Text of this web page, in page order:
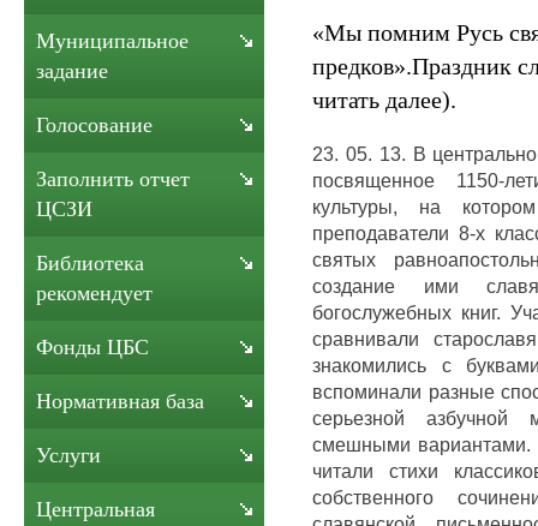
«Мы помним Русь
предков».Праздник
читать далее).
23. 05. 13. В
посвященное 1150-
культуры, на
преподаватели 8-х
святых
создание ими
богослужебных книг.
сравнивали
знакомились с
вспоминали разные
серьезной
смешными вариантами.
читали стихи
собственного
Муниципальное
задание
Голосование
Заполнить отчет
ЦСЗИ
Библиотека
рекомендует
Фонды ЦБС
Нормативная база
Услуги
Центральная